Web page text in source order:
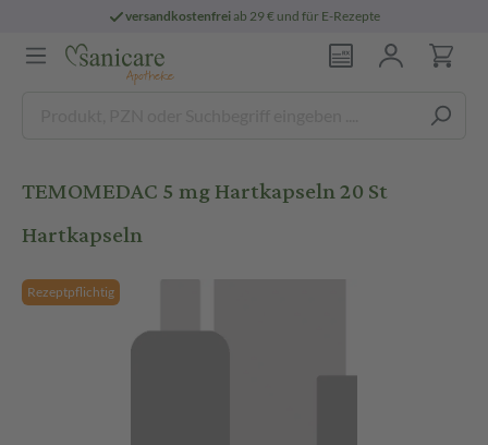
versandkostenfreiab 29 € und für E-Rezepte
TEMOMEDAC 5 mg Hartkapseln 20 St
Hartkapseln
Rezeptpflichtig